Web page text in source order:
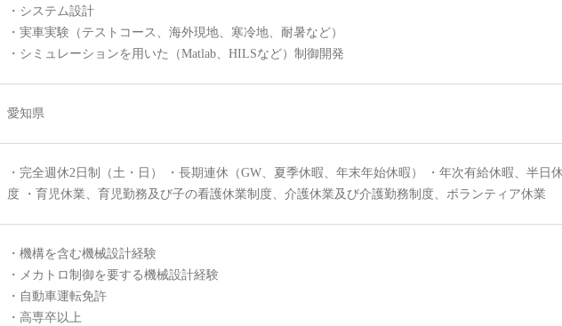
・システム設計
・実車実験（テストコース、海外現地、寒冷地、耐暑など）
・シミュレーションを用いた（Matlab、HILSなど）制御開発
愛知県
・完全週休2日制（土・日） ・長期連休（GW、夏季休暇、年末年始休暇） ・年次有給休暇、半日
度 ・育児休業、育児勤務及び子の看護休業制度、介護休業及び介護勤務制度、ボランティア休業
・機構を含む機械設計経験
・メカトロ制御を要する機械設計経験
・自動車運転免許
・高専卒以上